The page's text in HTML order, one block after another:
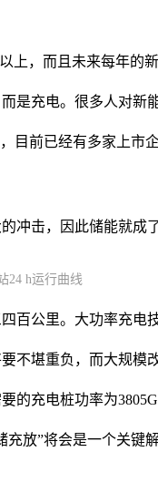
，而且未来每年的
充电。很多人对新
目前已经有多家上市
冲击，因此储能就成
24 h运行曲线
公里。大功率充电
不堪重负，而大规模
充电桩功率为
放”将会是一个关键解